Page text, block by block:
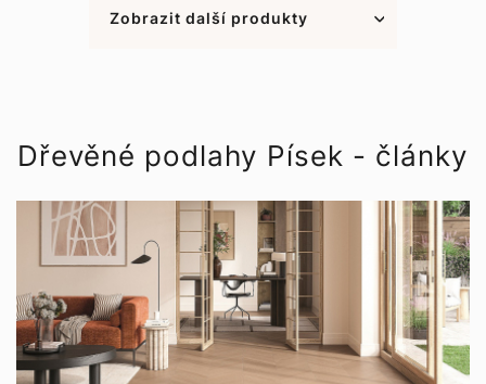
Zobrazit další produkty
Dřevěné podlahy Písek - články